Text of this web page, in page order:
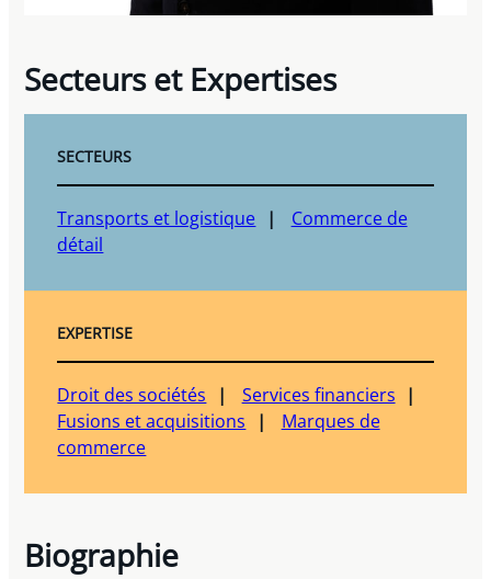
Secteurs et Expertises
SECTEURS
Transports et logistique
Commerce de
détail
EXPERTISE
Droit des sociétés
Services financiers
Fusions et acquisitions
Marques de
commerce
Biographie